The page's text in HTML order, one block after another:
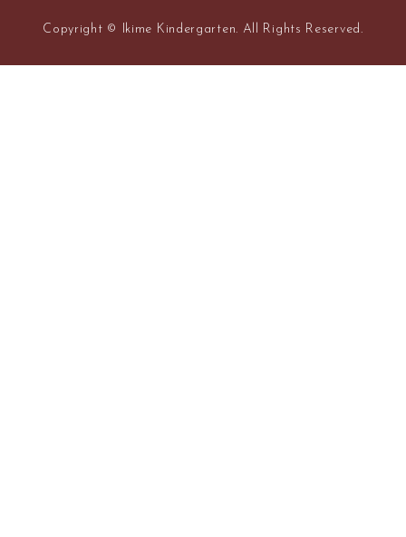
Copyright © Ikime Kindergarten. All Rights Reserved.